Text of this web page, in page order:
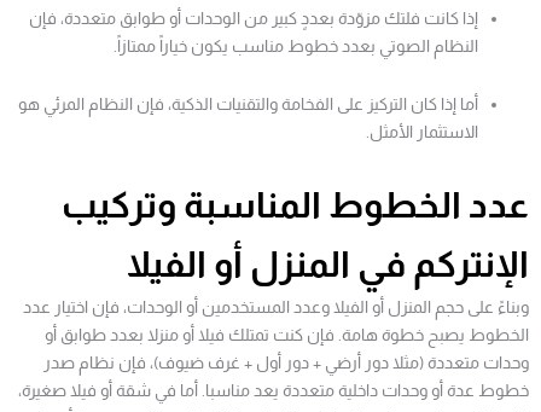
إذا كانت فلتك مزوّدة بعددٍ كبير من الوحدات أو طوابق متعددة، فإن
النظام الصوتي بعدد خطوط مناسب يكون خياراً ممتازاً.
أما إذا كان التركيز على الفخامة والتقنيات الذكية، فإن النظام المرئي هو
الاستثمار الأمثل.
عدد الخطوط المناسبة وتركيب
الإنتركم في المنزل أو الفيلا
وبناءً على حجم المنزل أو الفيلا وعدد المستخدمين أو الوحدات، فإن اختيار عدد
الخطوط يصبح خطوة هامة. فإن كنت تمتلك فيلا أو منزلا بعدد طوابق أو
وحدات متعددة (مثلا دور أرضي + دور أول + غرف ضيوف)، فإن نظام صدر
خطوط عدة أو وحدات داخلية متعددة يعد مناسبا. أما في شقة أو فيلا صغيرة،